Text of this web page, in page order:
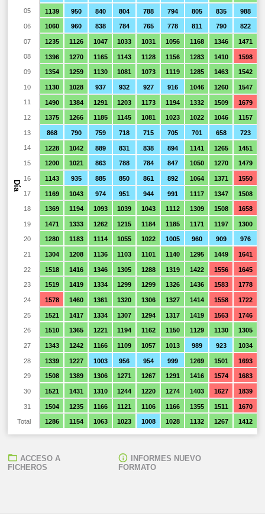
Día
1139 950 840 804 788 794 805 835 988
1060 960 838 784 765 778 811 790 822
1235 1126 1047 1033 1031 1056 1168 1346 1471
1396 1270 1165 1143 1128 1156 1283 1410 1598
1354 1259 1130 1081 1073 1119 1285 1463 1542
1130 1028 937 932 927 916 1046 1260 1547
1490 1384 1291 1203 1173 1194 1332 1509 1679
1375 1266 1185 1145 1081 1023 1022 1046 1157
868 790 759 718 715 705 701 658 723
1228 1042 889 831 838 894 1141 1265 1451
1200 1021 863 788 784 847 1050 1270 1479
1143 935 885 850 861 892 1064 1371 1550
1169 1043 974 951 944 991 1117 1347 1508
1369 1194 1093 1039 1043 1112 1309 1508 1658
1471 1333 1262 1215 1184 1185 1171 1197 1300
1280 1183 1114 1055 1022 1005 960 909 976
1304 1208 1136 1103 1101 1140 1295 1449 1641
1518 1416 1346 1305 1288 1319 1422 1556 1645
1519 1419 1334 1299 1299 1326 1436 1583 1778
1578 1460 1361 1320 1306 1327 1414 1558 1722
1521 1417 1334 1307 1294 1317 1419 1563 1746
1510 1365 1221 1194 1162 1150 1129 1130 1305
1343 1242 1166 1109 1057 1013 989 923 1034
1339 1227 1003 956 954 999 1269 1501 1693
1508 1389 1306 1271 1267 1291 1416 1574 1683
1521 1431 1310 1244 1220 1274 1403 1627 1839
1504 1235 1166 1121 1106 1166 1355 1511 1670
1286 1154 1063 1023 1008 1028 1132 1267 1412
05
06
07
08
09
10
11
12
13
14
15
16
17
18
19
20
21
22
23
24
25
26
27
28
29
30
31
Total
ACCESO A
FICHEROS
INFORMES NUEVO
FORMATO